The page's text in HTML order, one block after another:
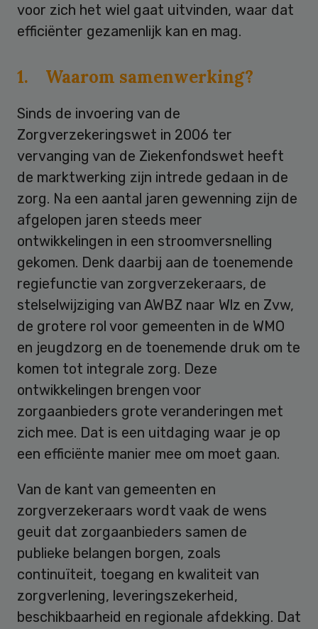
voor zich het wiel gaat uitvinden, waar dat
efficiënter gezamenlijk kan en mag.
1. Waarom samenwerking?
Sinds de invoering van de
Zorgverzekeringswet in 2006 ter
vervanging van de Ziekenfondswet heeft
de marktwerking zijn intrede gedaan in de
zorg. Na een aantal jaren gewenning zijn de
afgelopen jaren steeds meer
ontwikkelingen in een stroomversnelling
gekomen. Denk daarbij aan de toenemende
regiefunctie van zorgverzekeraars, de
stelselwijziging van AWBZ naar Wlz en Zvw,
de grotere rol voor gemeenten in de WMO
en jeugdzorg en de toenemende druk om te
komen tot integrale zorg. Deze
ontwikkelingen brengen voor
zorgaanbieders grote veranderingen met
zich mee. Dat is een uitdaging waar je op
een efficiënte manier mee om moet gaan.
Van de kant van gemeenten en
zorgverzekeraars wordt vaak de wens
geuit dat zorgaanbieders samen de
publieke belangen borgen, zoals
continuïteit, toegang en kwaliteit van
zorgverlening, leveringszekerheid,
beschikbaarheid en regionale afdekking. Dat